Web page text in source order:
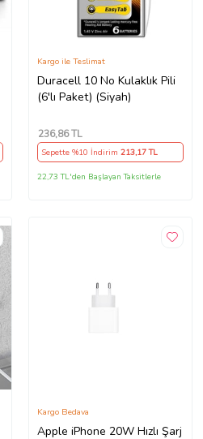
Duracell 10 No Kulaklık Pili
(6'lı Paket) (Siyah)
Kargo ile Teslimat
236,86 TL
Sepette %10 İndirim213,17 TL
22,73 TL'den Başlayan Taksitlerle
Apple iPhone 20W Hızlı Şarj
Kargo Bedava